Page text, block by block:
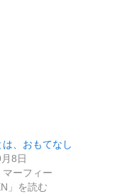
は、おもてなし
8日
ーフィー
」を読む